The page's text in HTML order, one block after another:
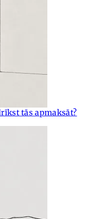
tās apmaksāt?